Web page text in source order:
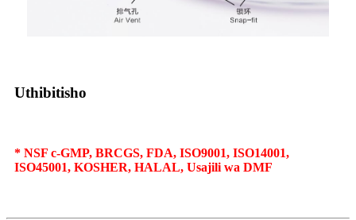
Uthibitisho
* NSF c-GMP, BRCGS, FDA, ISO9001, ISO14001,
ISO45001, KOSHER, HALAL, Usajili wa DMF